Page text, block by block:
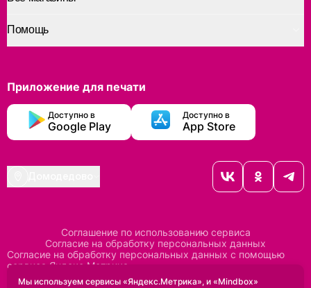
Помощь
Приложение для печати
Доступно в
Google Play
Доступно в
App Store
Соглашение по использованию сервиса
Согласие на обработку персональных данных
Согласие на обработку персональных данных с помощью
сервиса Яндекс Метрика
Согласие на обработку персональных данных с помощью
Мы используем сервисы «Яндекс.Метрика», и «Mindbox»